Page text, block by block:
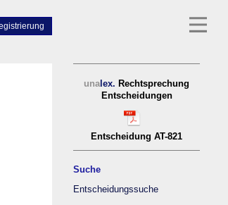
una lex. Rechtsprechung
Entscheidungen
Entscheidung AT-821
Suche
Entscheidungssuche